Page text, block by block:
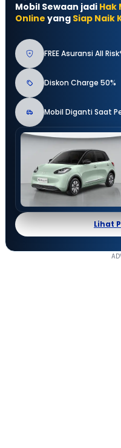
Mobil Sewaan jadi Hak
Online yang Siap Naik
FREE Asuransi All
Diskon Charge 50%
Mobil Diganti Saat
Lihat